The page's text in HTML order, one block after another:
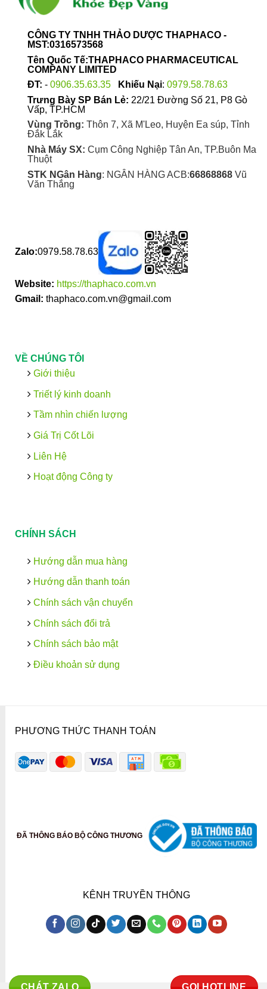
CÔNG TY TNHH THẢO DƯỢC THAPHACO -
MST:0316573568
Tên Quốc Tế:THAPHACO PHARMACEUTICAL
COMPANY LIMITED
ĐT: - 0906.35.63.35 Khiếu Nại: 0979.58.78.63
Trưng Bày SP Bán Lẻ: 22/21 Đường Số 21, P8 Gò
Vấp, TP.HCM
Vùng Trồng: Thôn 7, Xã M'Leo, Huyện Ea súp, Tỉnh
Đắk Lắk
Nhà Máy SX: Cụm Công Nghiệp Tân An, TP.Buôn Ma
Thuột
STK NGân Hàng: NGÂN HÀNG ACB:66868868Vũ
Văn Thắng
Zalo:0979.58.78.63
Website: https://thaphaco.com.vn
Gmail: thaphaco.com.vn@gmail.com
VỀ CHÚNG TÔI
Giới thiệu
Triết lý kinh doanh
Tầm nhìn chiến lượng
Giá Trị Cốt Lõi
Liên Hệ
Hoạt động Công ty
CHÍNH SÁCH
Hướng dẫn mua hàng
Hướng dẫn thanh toán
Chính sách vận chuyển
Chính sách đổi trả
Chính sách bảo mật
Điều khoản sử dụng
PHƯƠNG THỨC THANH TOÁN
ĐÃ THÔNG BÁO BỘ CÔNG THƯƠNG
KÊNH TRUYỀN THÔNG